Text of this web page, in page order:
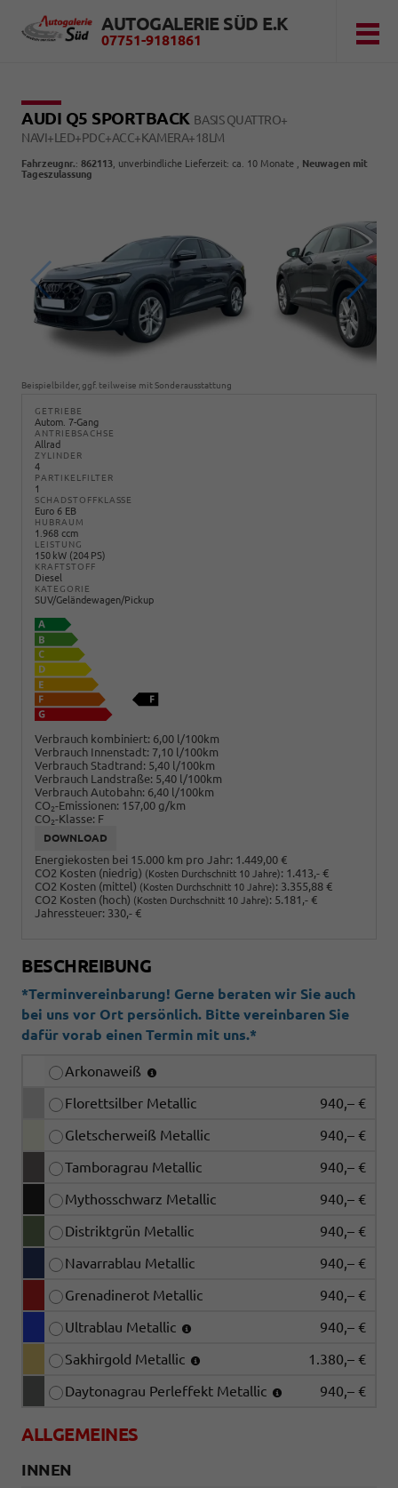
AUTOGALERIE SÜD E.K
07751-9181861
AUDI Q5 SPORTBACK BASIS QUATTRO+
NAVI+LED+PDC+ACC+KAMERA+18LM
Fahrzeugnr.: 862113 , unverbindliche Lieferzeit: ca. 10 Monate , Neuwagen mit
Tageszulassung
Beispielbilder, ggf. teilweise mit Sonderausstattung
GETRIEBE
Autom. 7-Gang
ANTRIEBSACHSE
Allrad
ZYLINDER
4
PARTIKELFILTER
1
SCHADSTOFFKLASSE
Euro 6 EB
HUBRAUM
1.968 ccm
LEISTUNG
150 kW (204 PS)
KRAFTSTOFF
Diesel
KATEGORIE
SUV/Geländewagen/Pickup
Verbrauch kombiniert: 6,00 l/100km
Verbrauch Innenstadt: 7,10 l/100km
Verbrauch Stadtrand: 5,40 l/100km
Verbrauch Landstraße: 5,40 l/100km
Verbrauch Autobahn: 6,40 l/100km
CO2-Emissionen: 157,00 g/km
CO2-Klasse: F
DOWNLOAD
Energiekosten bei 15.000 km pro Jahr: 1.449,00 €
CO2 Kosten (niedrig) (Kosten Durchschnitt 10 Jahre): 1.413,- €
CO2 Kosten (mittel) (Kosten Durchschnitt 10 Jahre): 3.355,88 €
CO2 Kosten (hoch) (Kosten Durchschnitt 10 Jahre): 5.181,- €
Jahressteuer: 330,- €
BESCHREIBUNG
*Terminvereinbarung! Gerne beraten wir Sie auch
bei uns vor Ort persönlich. Bitte vereinbaren Sie
dafür vorab einen Termin mit uns.*
Arkonaweiß
Florettsilber Metallic
940,– €
Gletscherweiß Metallic
940,– €
Tamboragrau Metallic
940,– €
Mythosschwarz Metallic
940,– €
Distriktgrün Metallic
940,– €
Navarrablau Metallic
940,– €
Grenadinerot Metallic
940,– €
Ultrablau Metallic
940,– €
Sakhirgold Metallic
1.380,– €
Daytonagrau Perleffekt Metallic
940,– €
ALLGEMEINES
INNEN